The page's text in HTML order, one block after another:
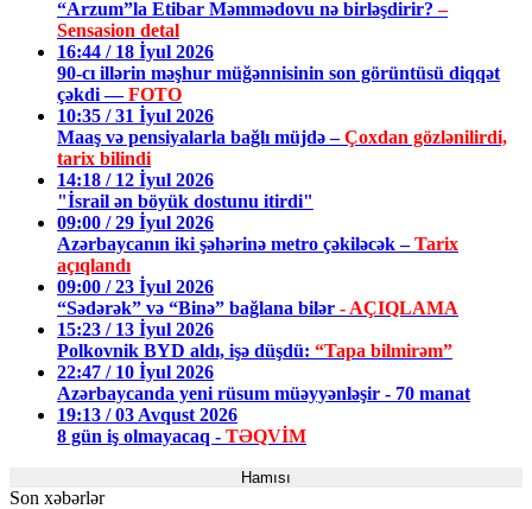
“Arzum”la Etibar Məmmədovu nə birləşdirir?–
Sensasion detal
16:44 / 18 İyul 2026
90-cı illərin məşhur müğənnisinin son görüntüsü diqqət
çəkdi —FOTO
10:35 / 31 İyul 2026
Maaş və pensiyalarla bağlı müjdə –Çoxdan gözlənilirdi,
tarix bilindi
14:18 / 12 İyul 2026
"İsrail ən böyük dostunu itirdi"
09:00 / 29 İyul 2026
Azərbaycanın iki şəhərinə metro çəkiləcək –Tarix
açıqlandı
09:00 / 23 İyul 2026
“Sədərək” və “Binə” bağlana bilər - AÇIQLAMA
15:23 / 13 İyul 2026
Polkovnik BYD aldı, işə düşdü: “Tapa bilmirəm”
22:47 / 10 İyul 2026
Azərbaycanda yeni rüsum müəyyənləşir - 70 manat
19:13 / 03 Avqust 2026
8 gün iş olmayacaq - TƏQVİM
Hamısı
Son xəbərlər